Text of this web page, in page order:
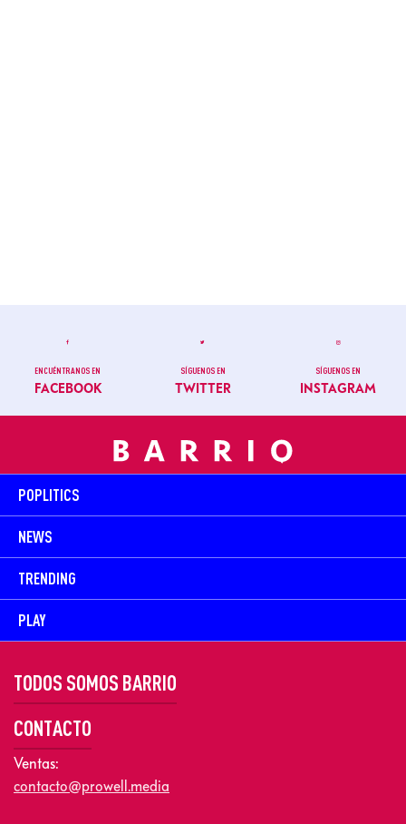
ENCUÉNTRANOS EN
FACEBOOK
SÍGUENOS EN
TWITTER
SÍGUENOS EN
INSTAGRAM
POPLITICS
NEWS
TRENDING
PLAY
TODOS SOMOS BARRIO
CONTACTO
Ventas:
contacto@prowell.media